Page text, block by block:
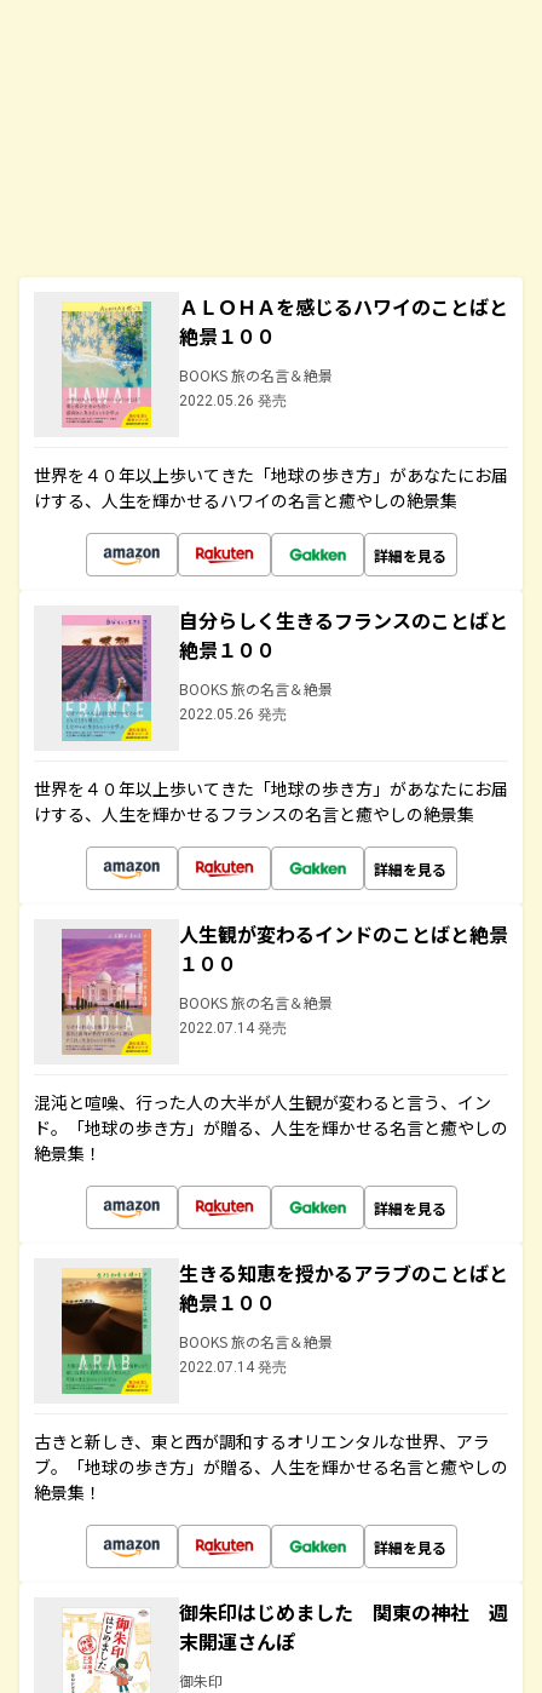
ＡＬＯＨＡを感じるハワイのことばと
絶景１００
BOOKS 旅の名言＆絶景
2022.05.26 発売
世界を４０年以上歩いてきた「地球の歩き方」があなたにお届
けする、人生を輝かせるハワイの名言と癒やしの絶景集
詳細を見る
自分らしく生きるフランスのことばと
絶景１００
BOOKS 旅の名言＆絶景
2022.05.26 発売
世界を４０年以上歩いてきた「地球の歩き方」があなたにお届
けする、人生を輝かせるフランスの名言と癒やしの絶景集
詳細を見る
人生観が変わるインドのことばと絶景
１００
BOOKS 旅の名言＆絶景
2022.07.14 発売
混沌と喧噪、行った人の大半が人生観が変わると言う、イン
ド。「地球の歩き方」が贈る、人生を輝かせる名言と癒やしの
絶景集！
詳細を見る
生きる知恵を授かるアラブのことばと
絶景１００
BOOKS 旅の名言＆絶景
2022.07.14 発売
古きと新しき、東と西が調和するオリエンタルな世界、アラ
ブ。「地球の歩き方」が贈る、人生を輝かせる名言と癒やしの
絶景集！
詳細を見る
御朱印はじめました 関東の神社 週
末開運さんぽ
御朱印